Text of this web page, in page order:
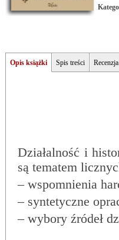
Opis książki Spis treści Recenzja
Działalność i
są tematem
– wspomnienia
– syntetyczne
– wybory źródeł